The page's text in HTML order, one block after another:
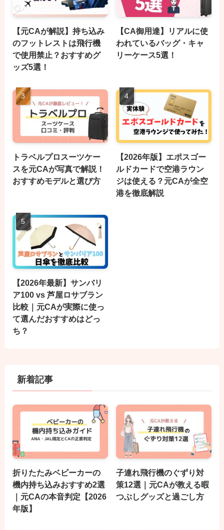
【元CAが解説】持ち込み
のフットレストは飛行機
で使用禁止？おすすめグ
ッズ5選！
【CA御用達】リアルに使
われているバッグ・キャ
リーケース5選！
トラベルプロスーツケー
スを元CAが写真で解説！
おすすめモデルと選び方
【2026年版】エポスゴー
ルドカードで空港ラウン
ジは使える？元CAが全空
港を徹底解説
【2026年最新】サンバリ
ア100 vs 芦屋ロサブラン
比較｜元CAが実際に使っ
て選んだおすすめはどっ
ち？
新着記事
折りたたみベビーカーの
機内持ち込みおすすめ2選
｜元CAの本音判定【2026
年版】
子連れ飛行機のぐずり対
策12選｜元CAが教える暇
つぶしグッズと過ごし方